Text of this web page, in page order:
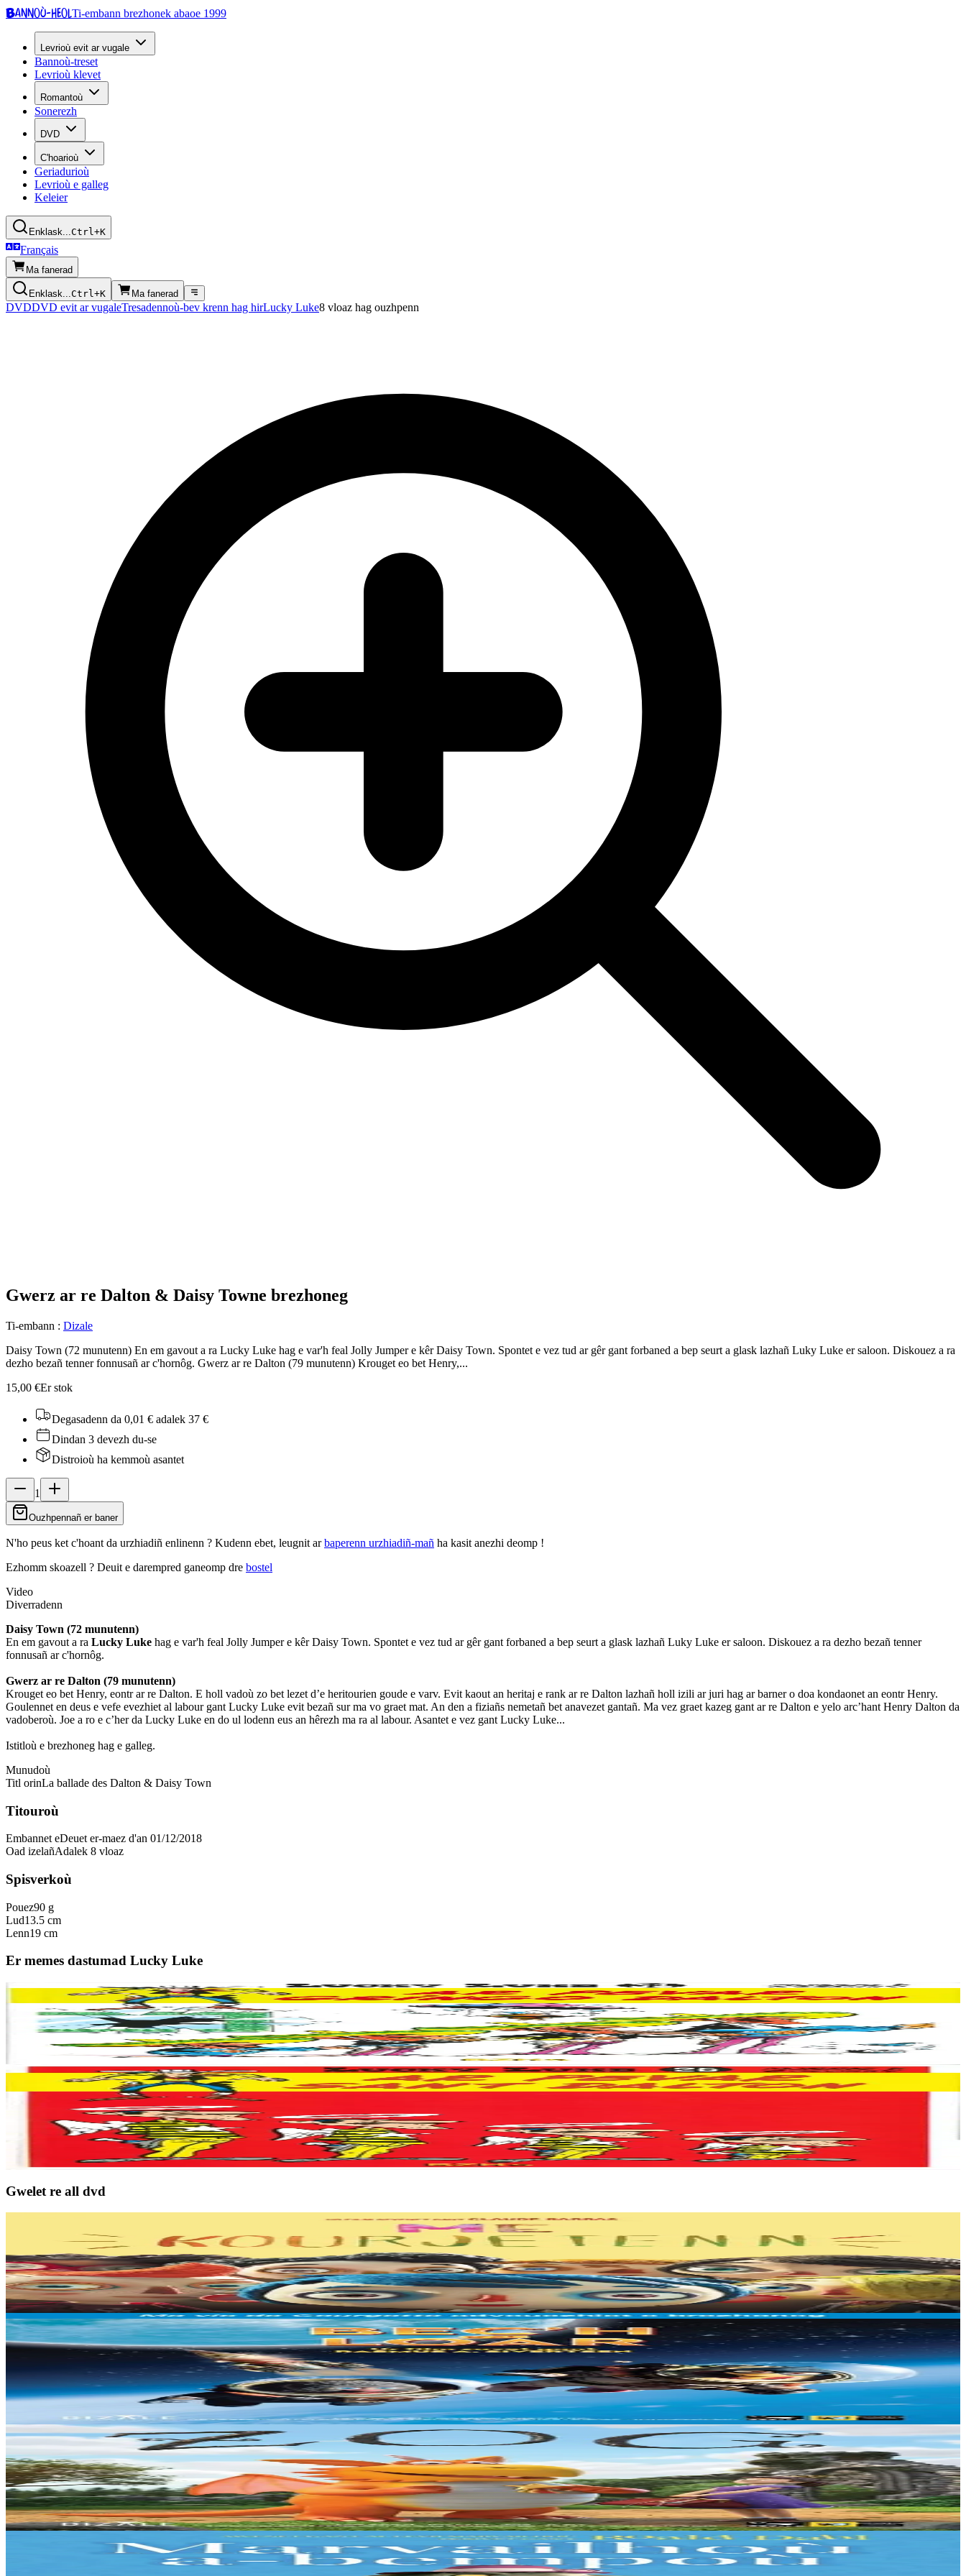
Bannoù-heolTi-embann brezhonek abaoe 1999
Levrioù evit ar vugale
Bannoù-treset
Levrioù klevet
Romantoù
Sonerezh
DVD
C'hoarioù
Geriadurioù
Levrioù e galleg
Keleier
Enklask...Ctrl+K
Français
Ma fanerad
Enklask...Ctrl+K Ma fanerad
DVDDVD evit ar vugaleTresadennoù-bev krenn hag hirLucky Luke8 vloaz hag ouzhpenn
Gwerz ar re Dalton & Daisy Towne brezhoneg
Ti-embann : Dizale
Daisy Town (72 munutenn) En em gavout a ra Lucky Luke hag e var'h feal Jolly Jumper e kêr Daisy Town. Spontet e vez tud ar gêr gant forbaned a bep seurt a glask lazhañ Luky Luke er saloon. Diskouez a ra
dezho bezañ tenner fonnusañ ar c'hornôg. Gwerz ar re Dalton (79 munutenn) Krouget eo bet Henry,...
15,00 €Er stok
Degasadenn da 0,01 € adalek 37 €
Dindan 3 devezh du-se
Distroioù ha kemmoù asantet
1
Ouzhpennañ er baner
N'ho peus ket c'hoant da urzhiadiñ enlinenn ? Kudenn ebet, leugnit arbaperenn urzhiadiñ-mañ ha kasit anezhi deomp !
Ezhomm skoazell ? Deuit e darempred ganeomp dre bostel
Video
Diverradenn
Daisy Town (72 munutenn)
En em gavout a ra Lucky Luke hag e var'h feal Jolly Jumper e kêr Daisy Town. Spontet e vez tud ar gêr gant forbaned a bep seurt a glask lazhañ Luky Luke er saloon. Diskouez a ra dezho bezañ tenner
fonnusañ ar c'hornôg.
Gwerz ar re Dalton (79 munutenn)
Krouget eo bet Henry, eontr ar re Dalton. E holl vadoù zo bet lezet d’e heritourien goude e varv. Evit kaout an heritaj e rank ar re Dalton lazhañ holl izili ar juri hag ar barner o doa kondaonet an eontr Henry.
Goulennet en deus e vefe evezhiet al labour gant Lucky Luke evit bezañ sur ma vo graet mat. An den a fiziañs nemetañ bet anavezet gantañ. Ma vez graet kazeg gant ar re Dalton e yelo arc’hant Henry Dalton da
vadoberoù. Joe a ro e c’her da Lucky Luke en do ul lodenn eus an hêrezh ma ra al labour. Asantet e vez gant Lucky Luke...
Istitloù e brezhoneg hag e galleg.
Munudoù
Titl orinLa ballade des Dalton & Daisy Town
Titouroù
Embannet eDeuet er-maez d'an 01/12/2018
Oad izelañAdalek 8 vloaz
Spisverkoù
Pouez90 g
Lud13.5 cm
Lenn19 cm
Er memes dastumad Lucky Luke
6 vloaz hag ouzhpenn
Bannoù-heol
Ar pevar gringo Dalton
10,00 €
6 vloaz hag ouzhpenn
Bannoù-heol
Ar pevar Sant Dalton
Ar Pevar Sant Dalton (Les Dalton se rachètent lakaet e brezhoneg), sed aze unan eus al levrioù bannoù-treset plijusañ bet savet gant ar c'houblad Goscinny-Morris....
Gwelet re all dvd
Me, Kourjetenn
Kourjetenn n’eo ket ur penn-legumaj, ur paotr bihan kalonek ne lavaran ket. Pa goll Kourjetenn e vamm e soñj dezhañ emañ e-unanig hiviziken. Mignoned en em gavo...
Er stok12,00 €
3 bloaz hag ouzhpenn
Dizale
Bec'h d'al Loar
Hunvreal a ra an holl vroioù e gounit al Loar ha plantañ o banniel warni. Divizout a ra Solan ha Ludvig klask o chañs war bourzh ar fuzeenn savet gant Reodor....
15,00 €
3 bloaz hag ouzhpenn
Dizale
Zog
Un aerouant yaouank entanet met dizampart zo eus Zog. E skol an erevent e vez desket gantañ nijal, krozal, tufañ tan hag en em gannañ. Ha dreist pep tra, evit...
Er stok15,00 €